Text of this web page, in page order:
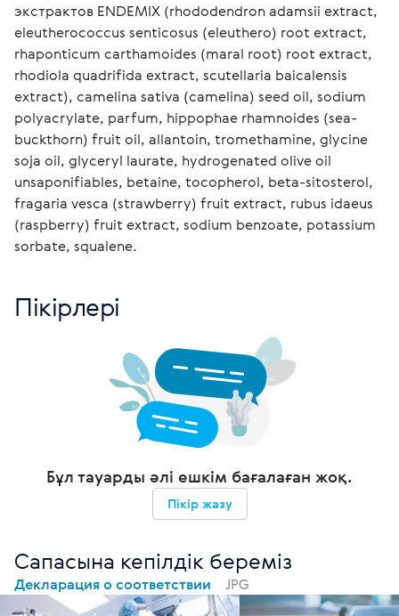
экстрактов ENDEMIX (rhododendron adamsii extract,
eleutherococcus senticosus (eleuthero) root extract,
rhaponticum carthamoides (maral root) root extract,
rhodiola quadrifida extract, scutellaria baicalensis
extract), camelina sativa (camelina) seed oil, sodium
polyacrylate, parfum, hippophae rhamnoides (sea-
buckthorn) fruit oil, allantoin, tromethamine, glycine
soja oil, glyceryl laurate, hydrogenated olive oil
unsaponifiables, betaine, tocopherol, beta-sitosterol,
fragaria vesca (strawberry) fruit extract, rubus idaeus
(raspberry) fruit extract, sodium benzoate, potassium
sorbate, squalene.
Пікірлері
Бұл тауарды әлі ешкім бағалаған жоқ.
Пікір жазу
Сапасына кепілдік береміз
Декларация о соответствии JPG